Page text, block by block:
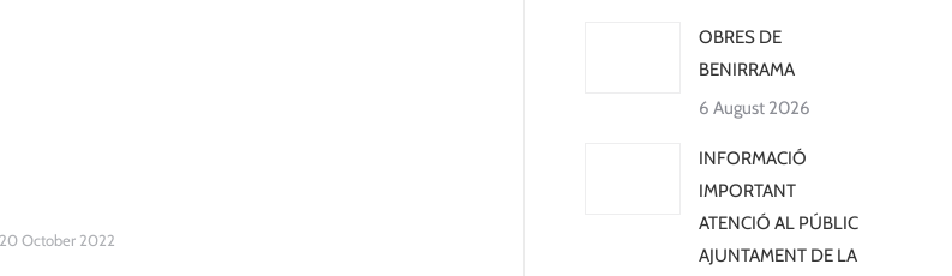
20 October 2022
OBRES DE
BENIRRAMA
6 August 2026
INFORMACIÓ
IMPORTANT
ATENCIÓ AL PÚBLIC
AJUNTAMENT DE LA